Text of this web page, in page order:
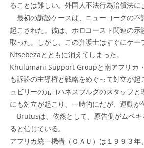
ることは難しい。外国人不法行為賠償法に
最初の訴訟ケースは、ニューヨークの不
起こされた。彼は、ホロコースト関連の示
取った。しかし、この弁護士はすぐにケー
Ntsebezaとともに消えてしまった。
Khulumani Support Groupと南アフリカ
も訴訟の主導権と戦略をめぐって対立が起
ュビリーの元ヨハネスブルグのスタッフと
にも対立が起こり、一時的にだが、運動が
Brutusは、依然として、原告側がムベキ
ると信じている。
アフリカ統一機構（ＯＡＵ）は１９９３年